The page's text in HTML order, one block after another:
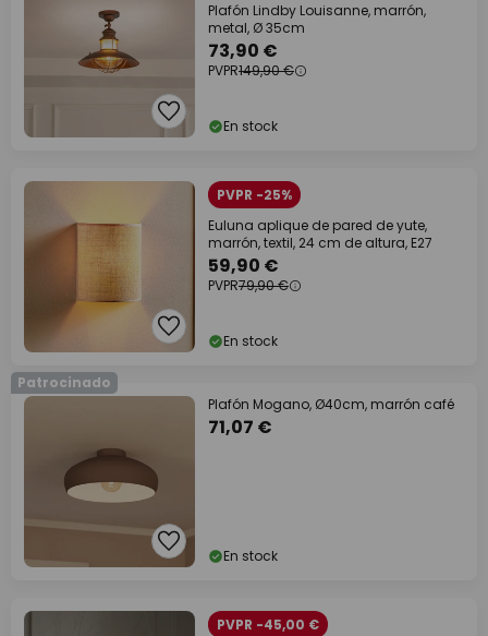
Plafón Lindby Louisanne, marrón,
metal, Ø 35cm
73,90 €
PVPR149,90 €
En stock
PVPR -25%
Euluna aplique de pared de yute,
marrón, textil, 24 cm de altura, E27
59,90 €
PVPR79,90 €
En stock
Patrocinado
Plafón Mogano, Ø40cm, marrón café
71,07 €
En stock
PVPR -45,00 €